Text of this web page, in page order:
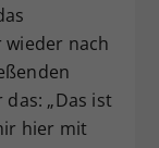
wieder nach
„Das ist
hier mit